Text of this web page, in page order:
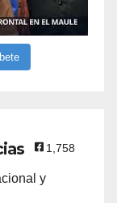
1,758
y